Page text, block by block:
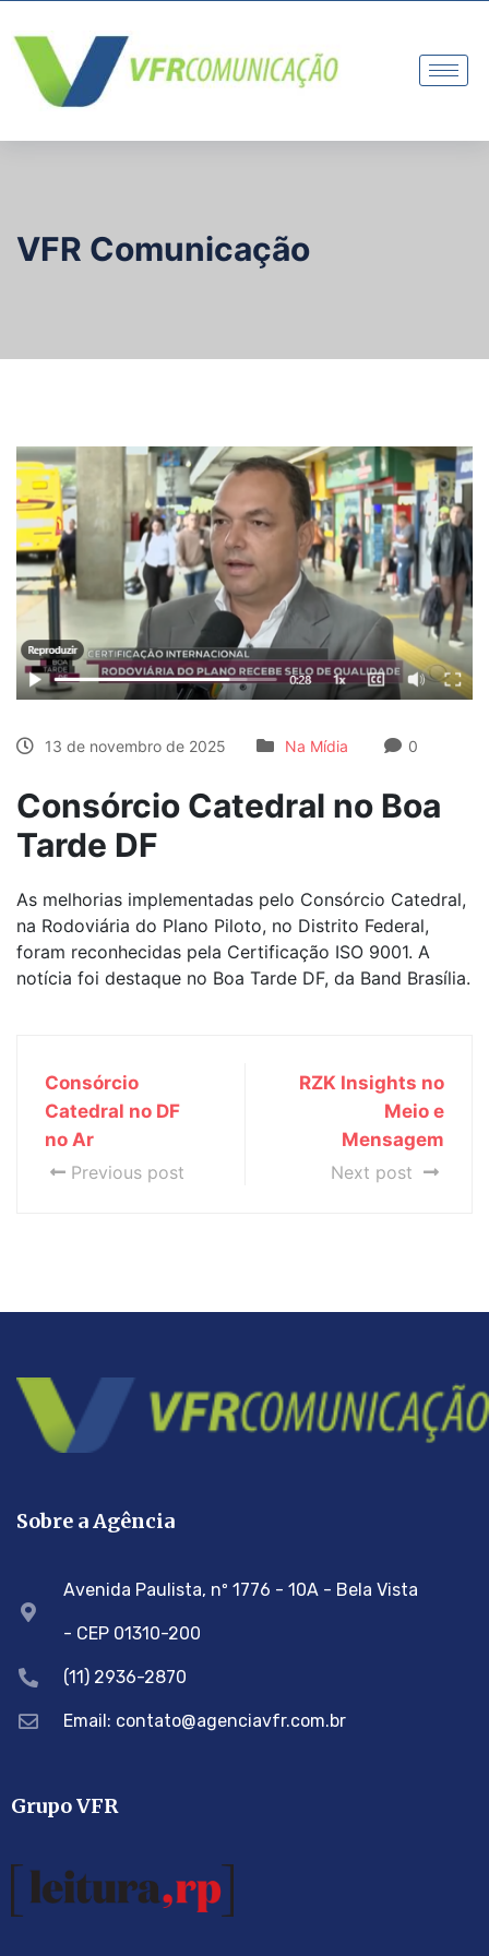
VFR Comunicação
13 de novembro de 2025 Na Mídia 0
Consórcio Catedral no Boa
Tarde DF
As melhorias implementadas pelo Consórcio Catedral,
na Rodoviária do Plano Piloto, no Distrito Federal,
foram reconhecidas pela Certificação ISO 9001. A
notícia foi destaque no Boa Tarde DF, da Band Brasília.
Consórcio
Catedral no DF
no Ar
Previous post
RZK Insights no
Meio e
Mensagem
Next post
Sobre a Agência
Avenida Paulista, nº 1776 - 10A - Bela Vista
- CEP 01310-200
(11) 2936-2870
Email: contato@agenciavfr.com.br
Grupo VFR